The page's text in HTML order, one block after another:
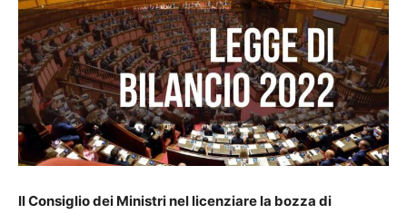
Il Consiglio dei Ministri nel licenziare la bozza di